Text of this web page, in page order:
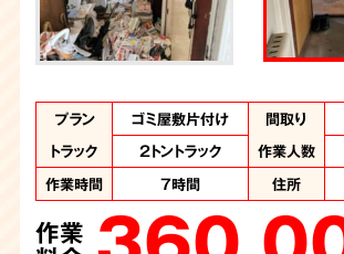
2026年6月28日放送
Yahoo!ニュース
プラン ゴミ屋敷片付け 間取り
トラック
2トントラック 作業人数
作業時間
7時間 住所
作業
作業内容 ゴミ屋敷片付け 間取り
作業人数
7名 作業時間
住所
京都府 作業項目
作業内容 汚部屋片付け 間取り
作業人数
5名 作業日数
住所
京都 作業項目
作業
プラン ゴミ屋敷片付け 間取り
トラック
2トントラック 作業人数
作業時間
4時間 住所
作業
作業内容
特殊清掃、ゴミ屋敷
片付け
間取り
作業人数 8名 作業時間
住所
京都府 作業項目
作業内容 ゴミ屋敷片付け 間取り
作業人数
7名 作業日数
住所
京都府 作業項目
作業内容 ゴミ屋敷片付け 間取り
作業人数
6名 作業日数
住所
京都 住所
作業
作業内容 ゴミ屋敷片付け 間取り
作業人数
4名 作業時間
住所
京都府 作業項目
作業
作業内容 ゴミ屋敷片付け 間取り
作業人数
4名 作業日数
住所
京都 作業項目
作業
作業内容 ゴミ屋敷片付け 間取り
作業人数
4名 作業時間
住所
京都府 作業項目